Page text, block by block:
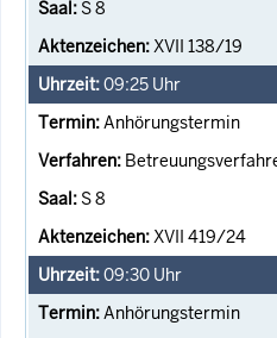
S 8
XVII 138/19
09:25 Uhr
Anhörungstermin
S 8
XVII 419/24
09:30 Uhr
Anhörungstermin